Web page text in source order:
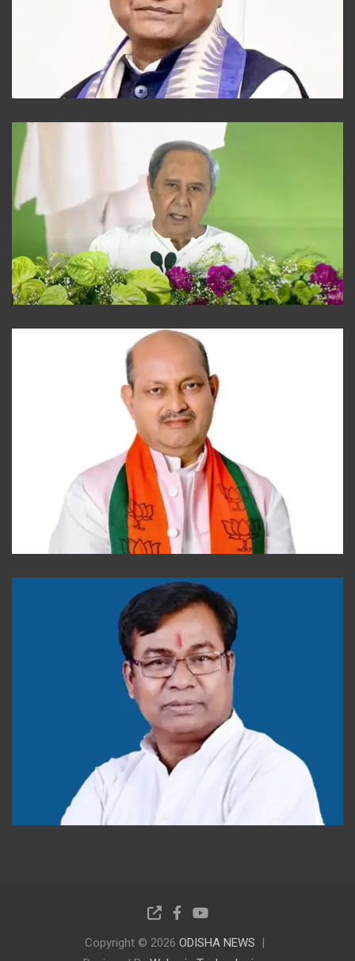
Copyright © 2026 ODISHA NEWS